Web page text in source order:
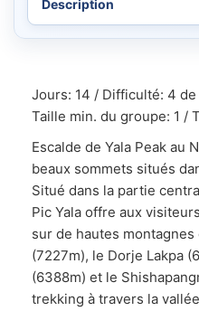
Jours: 14 / Difficulté: 4
Taille min. du groupe: 1 /
Escalde de Yala Peak au
beaux sommets situés
Situé dans la partie
Pic Yala offre aux
sur de hautes
(7227m), le Dorje Lakpa
(6388m) et le
trekking à travers la